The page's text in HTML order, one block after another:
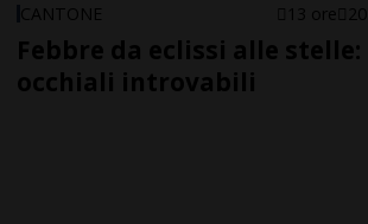
CANTONE 13 ore 20
Febbre da eclissi alle stelle:
occhiali introvabili